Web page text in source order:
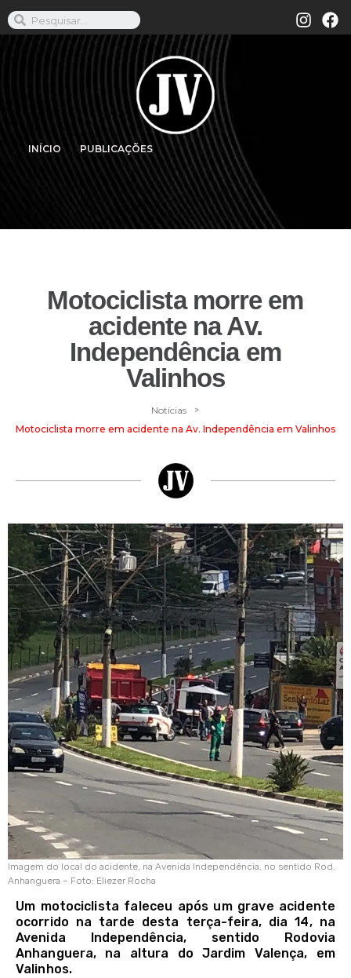
INÍCIO PUBLICAÇÕES
Motociclista morre em
acidente na Av.
Independência em
Valinhos
Notícias >
Motociclista morre em acidente na Av. Independência em Valinhos
Imagem do local do acidente, na Avenida Independência, no sentido Rod.
Anhanguera – Foto: Eliezer Rocha
Um motociclista faleceu após um grave acidente
ocorrido na tarde desta terça-feira, dia 14, na
Avenida Independência, sentido Rodovia
Anhanguera, na altura do Jardim Valença, em
Valinhos.